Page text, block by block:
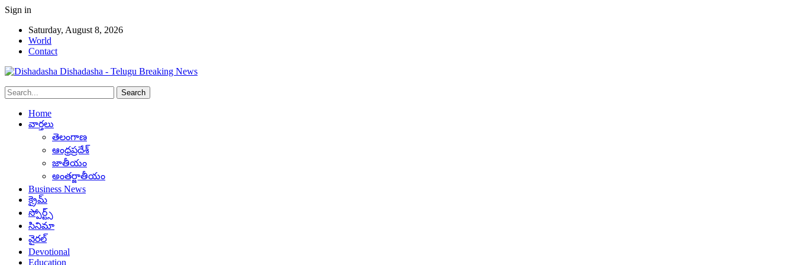
Sign in
Saturday, August 8, 2026
World
Contact
Dishadasha - Telugu Breaking News
Home
వార్తలు
తెలంగాణ
ఆంధ్రప్రదేశ్
జాతీయం
అంతర్జాతీయం
Business News
క్రైమ్
స్పోర్ట్స్
సినిమా
వైరల్
Devotional
Education